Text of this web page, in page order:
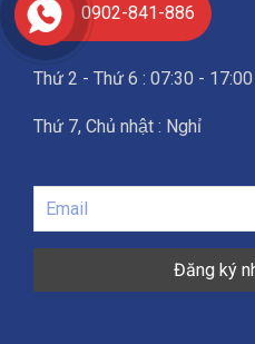
Giờ làm việc
Thứ 2 - Thứ 6 : 07:30 - 17:00
Thứ 7, Chủ nhật : Nghỉ
0902-841-886